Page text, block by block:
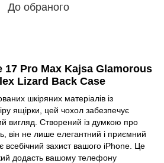
До обраного
Pro Max Kajsa Glamorous
Lizard Back Case
шкіряних матеріалів із
ящірки, цей чохол забезпечує
вигляд. Створений із думкою про
він не лише елегантний і приємний
всебічний захист вашого iPhone. Це
додасть вашому телефону